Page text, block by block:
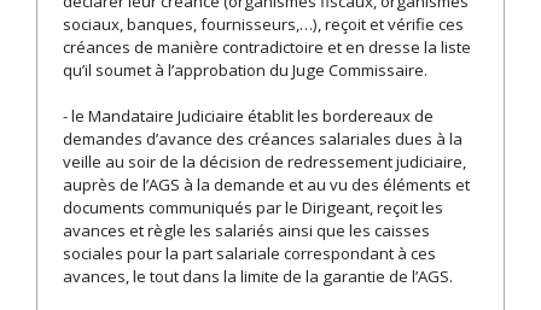
sociaux, banques, fournisseurs,…), reçoit et vérifie ces
créances de manière contradictoire et en dresse la liste
qu’il soumet à l’approbation du Juge Commissaire.
- le Mandataire Judiciaire établit les bordereaux de
demandes d’avance des créances salariales dues à la
veille au soir de la décision de redressement judiciaire,
auprès de l’AGS à la demande et au vu des éléments et
documents communiqués par le Dirigeant, reçoit les
avances et règle les salariés ainsi que les caisses
sociales pour la part salariale correspondant à ces
avances, le tout dans la limite de la garantie de l’AGS.